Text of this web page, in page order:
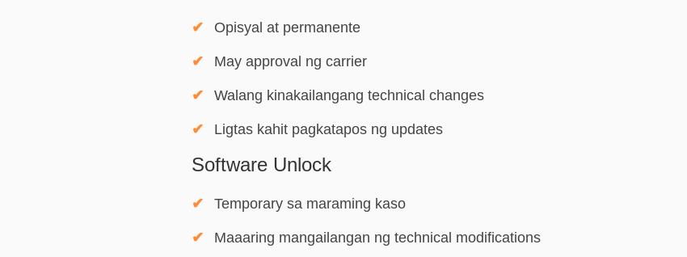
Opisyal at permanente
May approval ng carrier
Walang kinakailangang technical changes
Ligtas kahit pagkatapos ng updates
Software Unlock
Temporary sa maraming kaso
Maaaring mangailangan ng technical modifications